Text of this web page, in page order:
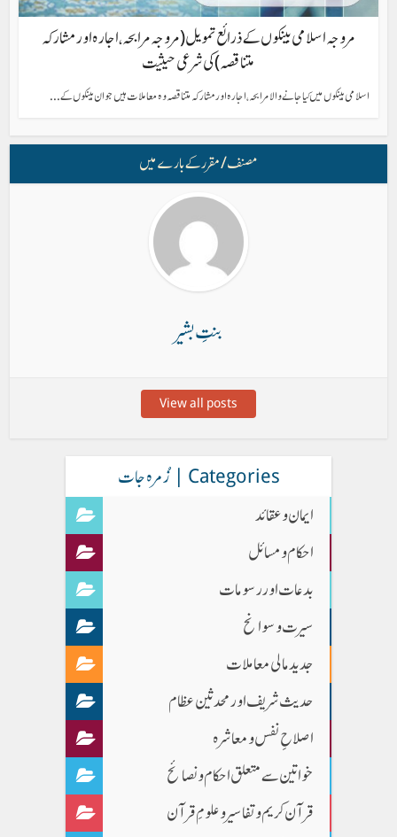
مروجہ اسلامی بینکوں کے ذرائع تمویل(مروجہ مرابحہ ، اجارہ اور مشارکہ
متناقصہ) کی شرعی حیثیت
اسلامی بینکوں میں کیا جانے والا مرابحہ ، اجارہ اور مشارکہ متناقصہ وہ معاملات ہیں جو ان بینکوں کے...
مصنف/ مقرر کے بارے میں
بنتِ بشیر
View all posts
Categories | زُمرہ جات
ایمان وعقائد
احکام و مسائل
بدعات اور رسومات
سیرت و سوانح
جدید مالی معاملات
حدیث شریف اور محدثین عظام
اصلاحِ نفس و معاشرہ
خواتین سے متعلق احکام و نصائح
قرآن کریم و تفاسیر و علومِ قرآن